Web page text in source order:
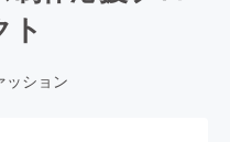
ト
ッション